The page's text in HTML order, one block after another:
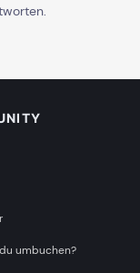
umbuchen?